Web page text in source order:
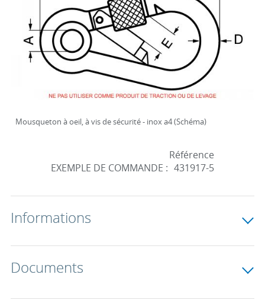
Mousqueton à oeil, à vis de sécurité - inox a4 (Schéma)
EXEMPLE DE COMMANDE :
Référence
431917-5
Informations
Documents